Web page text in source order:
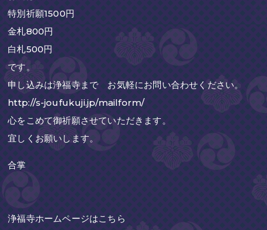
特別祈願1500円
金札800円
白札500円
です。
申し込みは浄福寺まで お気軽にお問い合わせください。
http://s-joufukuji.jp/mailform/
心をこめて御祈願させていただきます。
宜しくお願いします。
合掌
浄福寺ホームページはこちら